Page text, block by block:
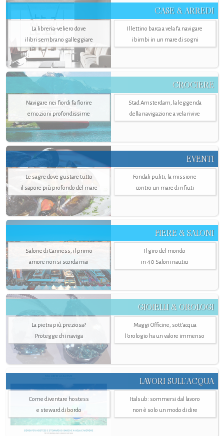
CASE & ARREDI
La libreria-veliero dove
i libri sembrano galleggiare
Il lettino barca a vela fa navigare
i bimbi in un mare di sogni
CROCIERE
Navigare nei fiordi fa fiorire
emozioni profondissime
Stad Amsterdam, la leggenda
della navigazione a vela rivive
EVENTI
Le sagre dove gustare tutto
il sapore più profondo del mare
Fondali puliti, la missione
contro un mare di rifiuti
FIERE & SALONI
Salone di Canness, il primo
amore non si scorda mai
Il giro del mondo
in 40 Saloni nautici
GIOIELLI & OROLOGI
La pietra più preziosa?
Protegge chi naviga
Maggi Officine, sott’acqua
l'orologio ha un valore immenso
LAVORI SULL’ACQUA
Come diventare hostess
e steward di bordo
Italsub: sommersi dal lavoro
non è solo un modo di dire